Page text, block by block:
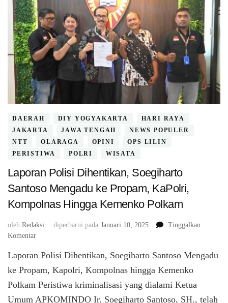
DAERAH DIY YOGYAKARTA
HARI RAYA
JAKARTA
JAWA TENGAH
NEWS POPULER
NTT
OLARAGA OPINI
OPS LILIN
PERISTIWA
POLRI WISATA
Laporan Polisi Dihentikan, Soegiharto
Santoso Mengadu ke Propam, KaPolri,
Kompolnas Hingga Kemenko Polkam
oleh Redaksi diperbarui pada Januari 10, 2025
Tinggalkan
Komentarpada
Polisi
Dihentikan,
Santoso
Mengadu
Laporan Polisi Dihentikan, Soegiharto Santoso Mengadu
ke Propam, Kapolri, Kompolnas hingga Kemenko
Polkam Peristiwa kriminalisasi yang dialami Ketua
Umum APKOMINDO Ir. Soegiharto Santoso, SH., telah